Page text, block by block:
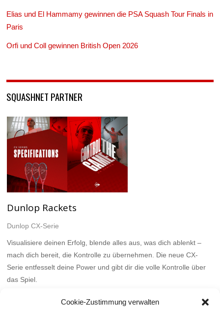
Cookie-Zustimmung verwalten
Elias und El Hammamy gewinnen die PSA Squash Tour Finals in
Paris
Orfi und Coll gewinnen British Open 2026
SQUASHNET PARTNER
Dunlop Rackets
Dunlop CX-Serie
Visualisiere deinen Erfolg, blende alles aus, was dich ablenkt –
mach dich bereit, die Kontrolle zu übernehmen. Die neue CX-
Serie entfesselt deine Power und gibt dir die volle Kontrolle über
das Spiel.